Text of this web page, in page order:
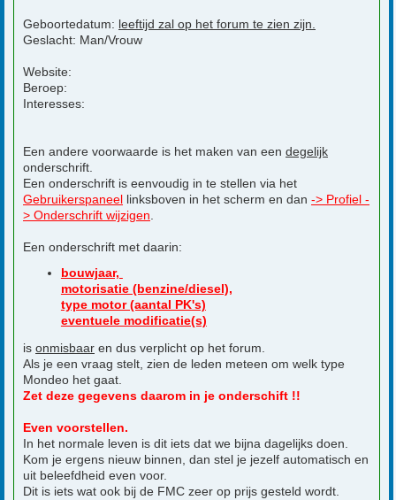
Geboortedatum: leeftijd zal op het forum te zien zijn.
Geslacht: Man/Vrouw
Website:
Beroep:
Interesses:
Een andere voorwaarde is het maken van een degelijk
onderschrift.
Een onderschrift is eenvoudig in te stellen via het
Gebruikerspaneel linksboven in het scherm en dan -> Profiel -
> Onderschrift wijzigen
Een onderschrift met daarin:
bouwjaar,
motorisatie (benzine/diesel),
type motor (aantal PK's)
eventuele modificatie(s)
is onmisbaar en dus verplicht op het forum.
Als je een vraag stelt, zien de leden meteen om welk type
Mondeo het gaat.
Zet deze gegevens daarom in je onderschift !!
Even voorstellen.
In het normale leven is dit iets dat we bijna dagelijks doen.
Kom je ergens nieuw binnen, dan stel je jezelf automatisch en
uit beleefdheid even voor.
Dit is iets wat ook bij de FMC zeer op prijs gesteld wordt.